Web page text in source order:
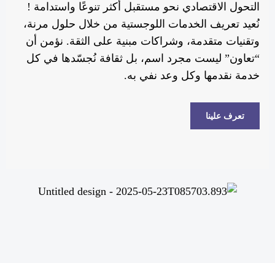
التحول الاقتصادي نحو مستقبل أكثر تنوعًا واستدامة !
نُعيد تعريف الخدمات اللوجستية من خلال حلول مرنة،
وتقنيات متقدمة، وشراكات مبنية على الثقة. نؤمن أن
“تعاون” ليست مجرد اسم، بل ثقافة نُجسّدها في كل
خدمة نقدمها وكل وعد نفي به.
تعرف علينا